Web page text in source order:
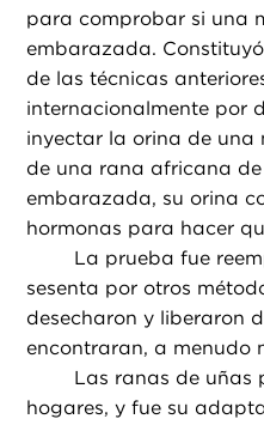
para comprobar si una
embarazada.
de las técnicas
internacionalmente por
inyectar la orina de una
de una rana africana
embarazada, su orina
hormonas para hacer
La prueba fue
sesenta por otros
desecharon y liberaron
encontraran, a menudo
Las ranas de uñas
hogares, y fue su